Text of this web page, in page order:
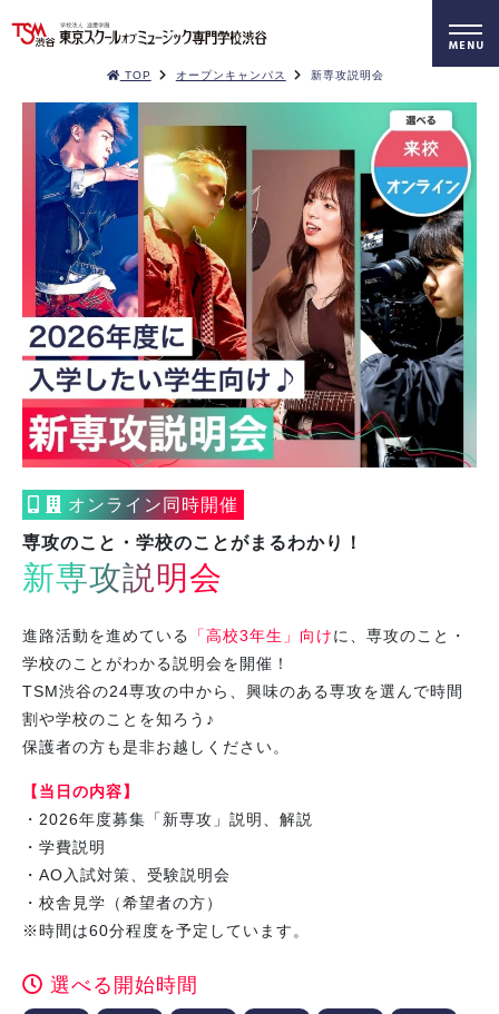
TOP オープンキャンパス 新専攻説明会
オンライン同時開催
専攻のこと・学校のことがまるわかり！
新専攻説明会
進路活動を進めている 「高校3年生」向けに、専攻のこと・
学校のことがわかる説明会を開催！
TSM渋谷の24専攻の中から、興味のある専攻を選んで時間
割や学校のことを知ろう♪
保護者の方も是非お越しください。
【当日の内容】
・2026年度募集「新専攻」説明、解説
・学費説明
・AO入試対策、受験説明会
・校舎見学（希望者の方）
※時間は60分程度を予定しています。
選べる開始時間